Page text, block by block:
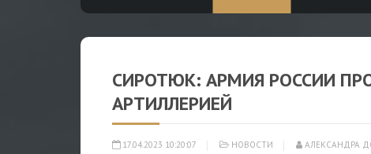
СИРОТЮК: АРМИЯ РОССИИ
АРТИЛЛЕРИЕЙ
17.04.2023 10:20:07 НОВОСТИ АЛЕКСАНДРА